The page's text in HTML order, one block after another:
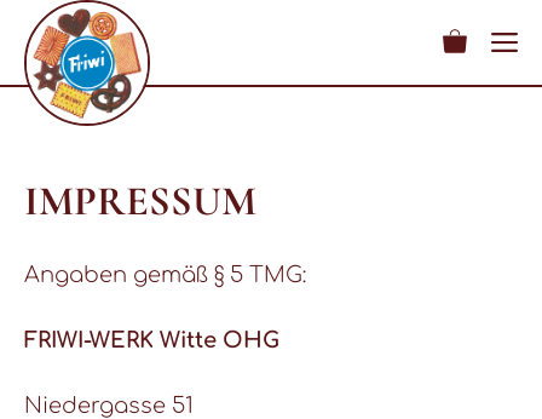
Zum
IMPRESSUM
Angaben gemäß § 5 TMG:
FRIWI-WERK Witte OHG
Niedergasse 51